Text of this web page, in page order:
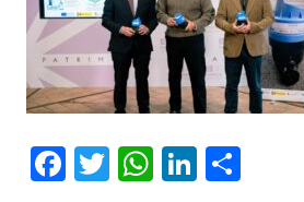
Fa T W Li